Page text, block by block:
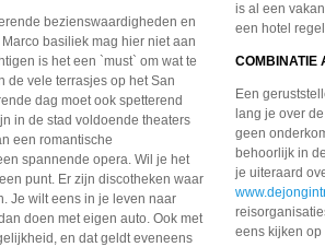
bezienswaardigheden en
basiliek mag hier niet aan
is het een `must` om wat te
de vele terrasjes op het San
dag moet ook spetterend
in de stad voldoende theaters
een romantische
spannende opera. Wil je het
punt. Er zijn discotheken waar
Je wilt eens in je leven naar
doen met eigen auto. Ook met
en dat geldt eveneens
is al een
een hotel
COMBINATIE
Een
lang je over
geen
behoorlijk in
je uiteraard
eens kijken op